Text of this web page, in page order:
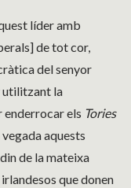
líder amb
de tot cor,
del senyor
utilitzant la
enderrocar els Tories
aquests
de la mateixa
que donen